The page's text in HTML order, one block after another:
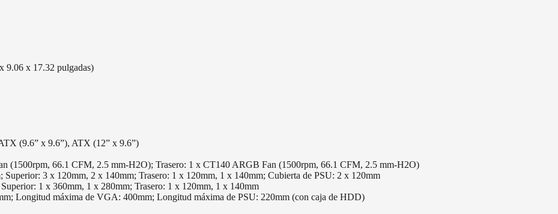
9.06 x 17.32 pulgadas)
(9.6” x 9.6”), ATX (12” x 9.6”)
(1500rpm, 66.1 CFM, 2.5 mm-H2O); Trasero: 1 x CT140 ARGB Fan (1500rpm, 66.1 CFM, 2.5 mm-H2O)
3 x 120mm, 2 x 140mm; Trasero: 1 x 120mm, 1 x 140mm; Cubierta de PSU: 2 x 120mm
1 x 360mm, 1 x 280mm; Trasero: 1 x 120mm, 1 x 140mm
Longitud máxima de VGA: 400mm; Longitud máxima de PSU: 220mm (con caja de HDD)